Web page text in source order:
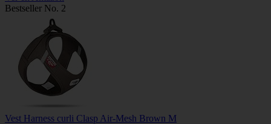
Bestseller No. 2
Vest Harness curli Clasp Air-Mesh Brown M